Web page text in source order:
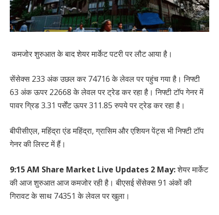
कमजोर शुरुआत के बाद शेयर मार्केट पटरी पर लौट आया है।
सेंसेक्स 233 अंक उछल कर 74716 के लेवल पर पहुंच गया है। निफ्टी
63 अंक ऊपर 22668 के लेवल पर ट्रेड कर रहा है। निफ्टी टॉप गेनर में
पावर ग्रिड 3.31 पर्सेंट ऊपर 311.85 रुपये पर ट्रेड कर रहा है।
बीपीसीएल, महिंद्रा एंड महिंद्रा, ग्रासिम और एशियन पेंट्स भी निफ्टी टॉप
गेनर की लिस्ट में हैं।
9:15 AM Share Market Live Updates 2 May:शेयर मार्केट
की आज शुरुआत आज कमजोर रही है। बीएसई सेंसेक्स 91 अंकों की
गिरावट के साथ 74351 के लेवल पर खुला।